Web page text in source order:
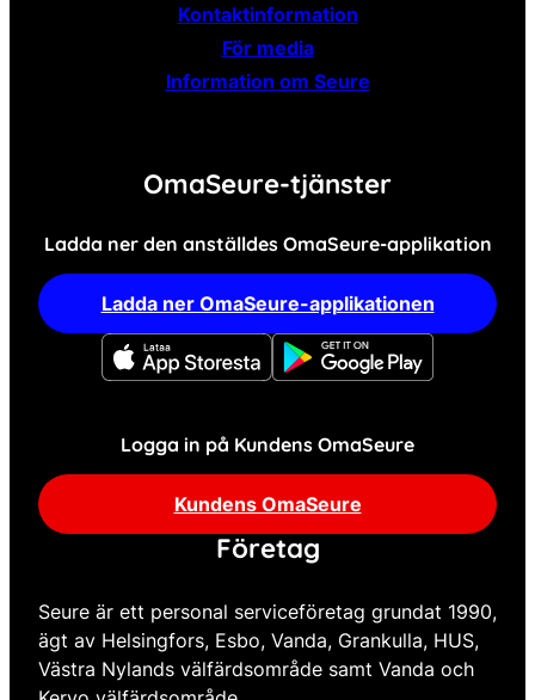
Kontaktinformation
För media
Information om Seure
OmaSeure-tjänster
Ladda ner den anställdes OmaSeure-applikation
Ladda ner OmaSeure-applikationen
Logga in på Kundens OmaSeure
Kundens OmaSeure
Företag
Seure är ett personal serviceföretag grundat 1990,
ägt av Helsingfors, Esbo, Vanda, Grankulla, HUS,
Västra Nylands välfärdsområde samt Vanda och